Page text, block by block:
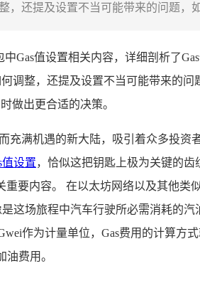
，还提及设置不当可能带来的问题，
Gas值设置相关内容，详细剖析了
调整，还提及设置不当可能带来的
做出更合适的决策。
充满机遇的新大陆，吸引着众多投资
值设置，恰似这把钥匙上极为关键的
要内容。 在以太坊网络以及其他
这场旅程中汽车行驶所必需消耗的
作为计量单位，Gas费用的计算
费用。